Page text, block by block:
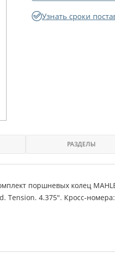
Узнать сроки
РАЗДЕЛЫ
поршневых колец
Tension. 4.375". Кросс-